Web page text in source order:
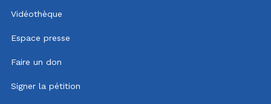
Vidéothèque
Espace presse
Faire un don
Signer la pétition